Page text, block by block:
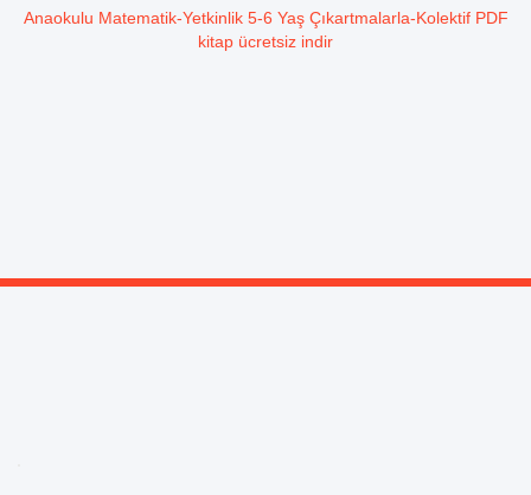
Anaokulu Matematik-Yetkinlik 5-6 Yaş Çıkartmalarla-Kolektif PDF
kitap ücretsiz indir